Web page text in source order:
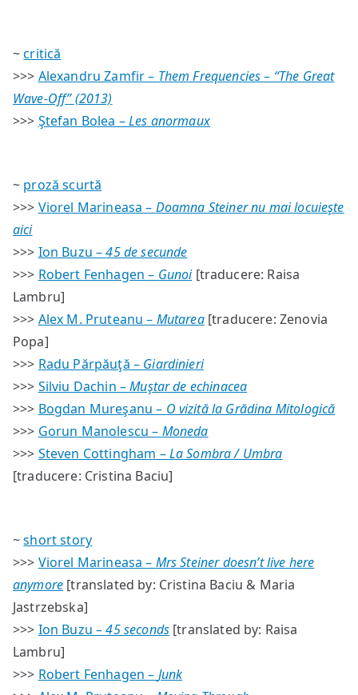
~critică
>>> Alexandru Zamfir – Them Frequencies – “The Great
Wave-Off” (2013)
>>> Ştefan Bolea –Les anormaux
~ proză scurtă
>>> Viorel Marineasa – Doamna Steiner nu mai locuieşte
aici
>>> Ion Buzu –45 de secunde
>>> Robert Fenhagen – Gunoi[traducere: Raisa
Lambru]
>>> Alex M. Pruteanu – Mutarea[traducere: Zenovia
Popa]
>>> Radu Părpăuţă – Giardinieri
>>> Silviu Dachin –Muştar de echinacea
>>> Bogdan Mureşanu – O vizită la Grădina Mitologică
>>> Gorun Manolescu – Moneda
>>> Steven Cottingham –La Sombra / Umbra
[traducere: Cristina Baciu]
~short story
>>> Viorel Marineasa – Mrs Steiner doesn’t live here
anymore [translated by: Cristina Baciu & Maria
Jastrzebska]
>>> Ion Buzu –45 seconds [translated by: Raisa
Lambru]
>>> Robert Fenhagen – Junk